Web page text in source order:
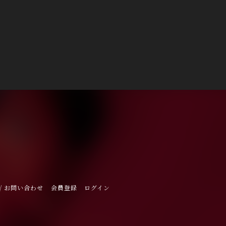
お問い合わせ 会員登録 ログイン